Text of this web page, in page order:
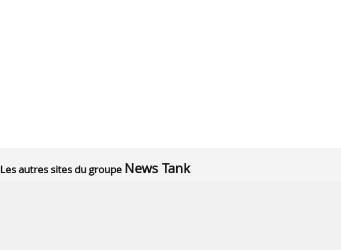
Les autres sites du groupe News Tank